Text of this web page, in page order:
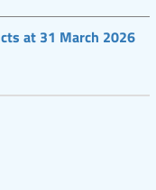
at 31 March 2026